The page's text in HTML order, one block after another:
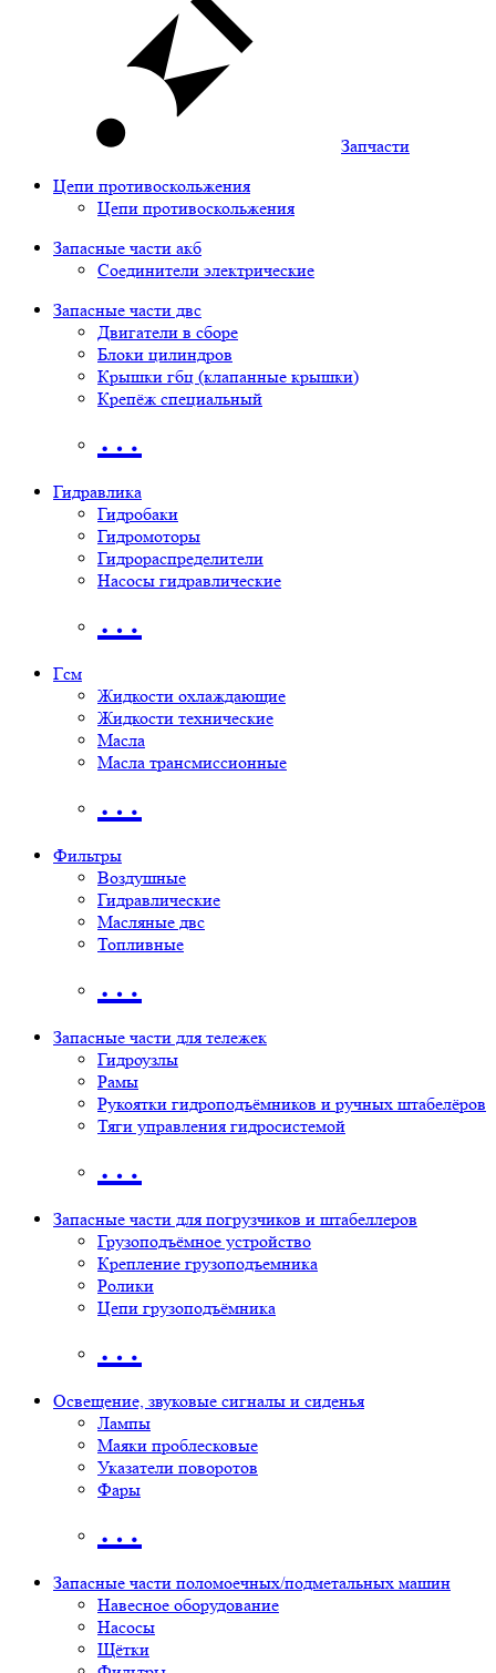
Запчасти
Цепи противоскольжения
Цепи противоскольжения
Запасные части акб
Соединители электрические
Запасные части двс
Двигатели в сборе
Блоки цилиндров
Крышки гбц (клапанные крышки)
Крепёж специальный
…
Гидравлика
Гидробаки
Гидромоторы
Гидрораспределители
Насосы гидравлические
…
Гсм
Жидкости охлаждающие
Жидкости технические
Масла
Масла трансмиссионные
…
Фильтры
Воздушные
Гидравлические
Масляные двс
Топливные
…
Запасные части для тележек
Гидроузлы
Рамы
Рукоятки гидроподъёмников и ручных штабелёров
Тяги управления гидросистемой
…
Запасные части для погрузчиков и штабеллеров
Грузоподъёмное устройство
Крепление грузоподъемника
Ролики
Цепи грузоподъёмника
…
Освещение, звуковые сигналы и сиденья
Лампы
Маяки проблесковые
Указатели поворотов
Фары
…
Запасные части поломоечных/подметальных машин
Навесное оборудование
Насосы
Щётки